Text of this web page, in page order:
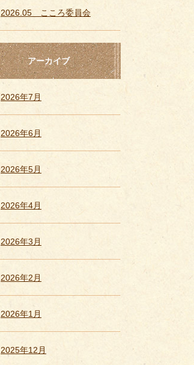
2026.05 こころ委員会
アーカイブ
2026年7月
2026年6月
2026年5月
2026年4月
2026年3月
2026年2月
2026年1月
2025年12月